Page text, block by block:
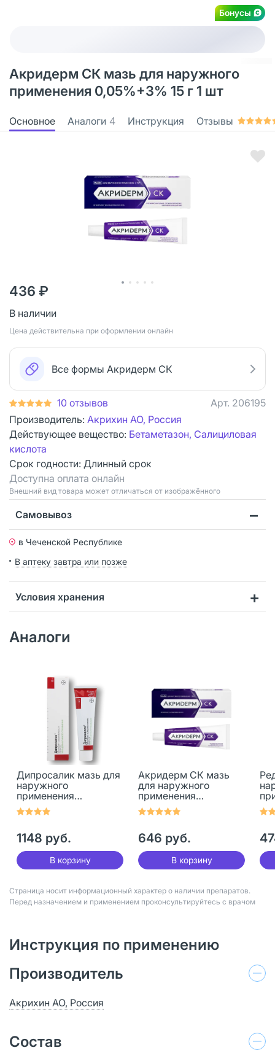
Бонусы
Акридерм СК мазь для наружного
применения 0,05%+3% 15 г 1 шт
Основное Аналоги 4 Инструкция Отзывы
436 ₽
В наличии
Цена действительна при оформлении онлайн
Все формы Акридерм СК
10 отзывов Арт. 206195
Производитель: Акрихин АО, Россия
Действующее вещество: Бетаметазон, Салициловая
кислота
Срок годности: Длинный срок
Доступна оплата онлайн
Bнешний вид товара может отличаться от изображённого
Самовывоз
в Чеченской Республике
В аптеку завтра или позже
Условия хранения
Аналоги
Дипросалик мазь для
наружного
применения
0,05%+3% туба 30 г 1
шт
1148 руб.
В корзину
Акридерм СК мазь
для наружного
применения
0,05%+3% 30 г 1 шт
646 руб.
В корзину
Страница носит информационный характер о наличии препаратов.
Перед назначением и применением проконсультируйтесь с врачом
Инструкция по применению
Производитель
Акрихин АО, Россия
Состав